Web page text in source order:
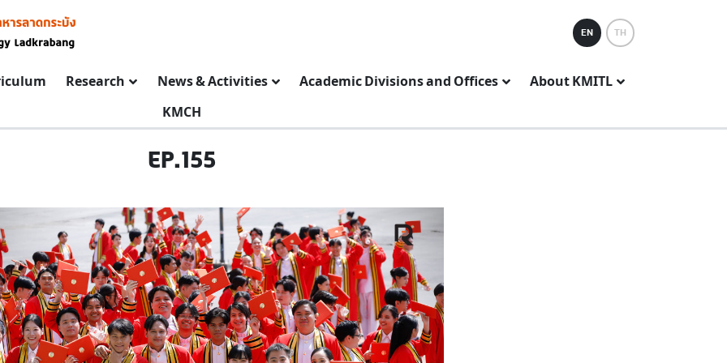
EN TH
Research News & Activities Academic Divisions and Offices
About KMITL
KMCH
EP.155